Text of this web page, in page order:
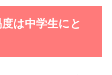
は中学生にと